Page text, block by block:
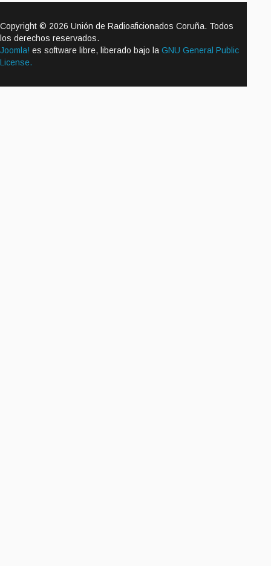
Copyright © 2026 Unión de Radioaficionados Coruña. Todos
los derechos reservados.
Joomla! es software libre, liberado bajo laGNU General Public
License.